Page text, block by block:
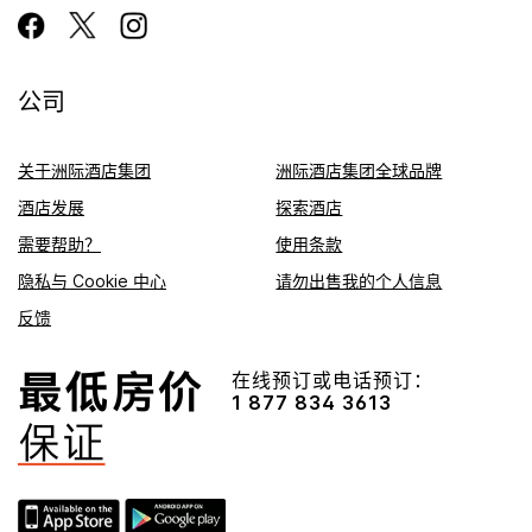
公司
关于洲际酒店集团
洲际酒店集团全球品牌
酒店发展
探索酒店
需要帮助？
使用条款
隐私与 Cookie 中心
请勿出售我的个人信息
反馈
在线预订或电话预订：
1 877 834 3613